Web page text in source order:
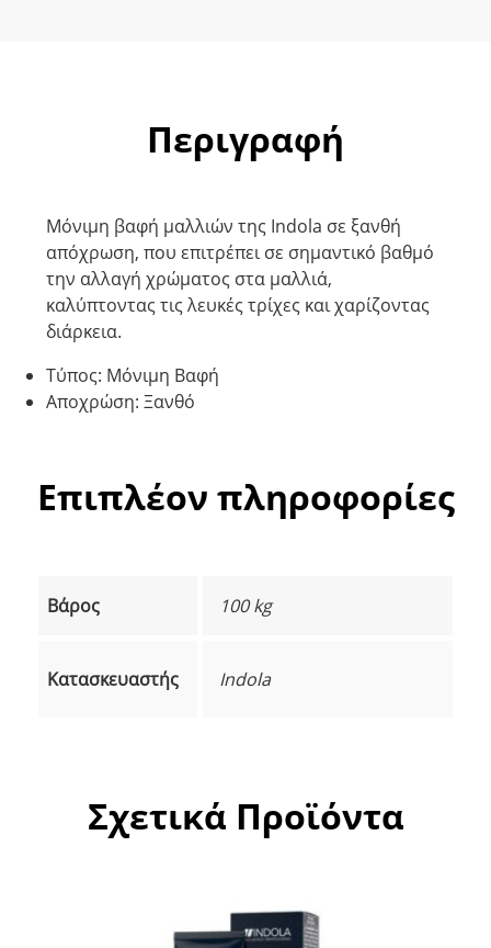
Περιγραφή
Μόνιμη βαφή μαλλιών της Indola σε ξανθή
απόχρωση, που επιτρέπει σε σημαντικό βαθμό
την αλλαγή χρώματος στα μαλλιά,
καλύπτοντας τις λευκές τρίχες και χαρίζοντας
διάρκεια.
Τύπος: Μόνιμη Βαφή
Αποχρώση: Ξανθό
Επιπλέον πληροφορίες
Βάρος 100 kg
Κατασκευαστής Indola
Σχετικά Προϊόντα